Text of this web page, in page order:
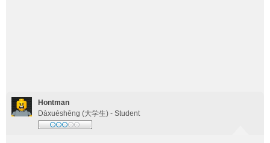
Hontman
Dàxuéshēng (大学生) - Student